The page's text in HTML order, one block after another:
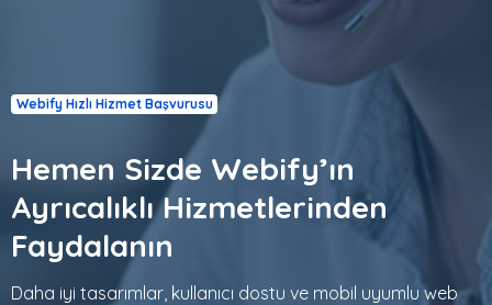
Webify Hızlı Hizmet Başvurusu
Hemen Sizde Webify’ın
Ayrıcalıklı Hizmetlerinden
Faydalanın
Daha iyi tasarımlar, kullanıcı dostu ve mobil uyumlu web